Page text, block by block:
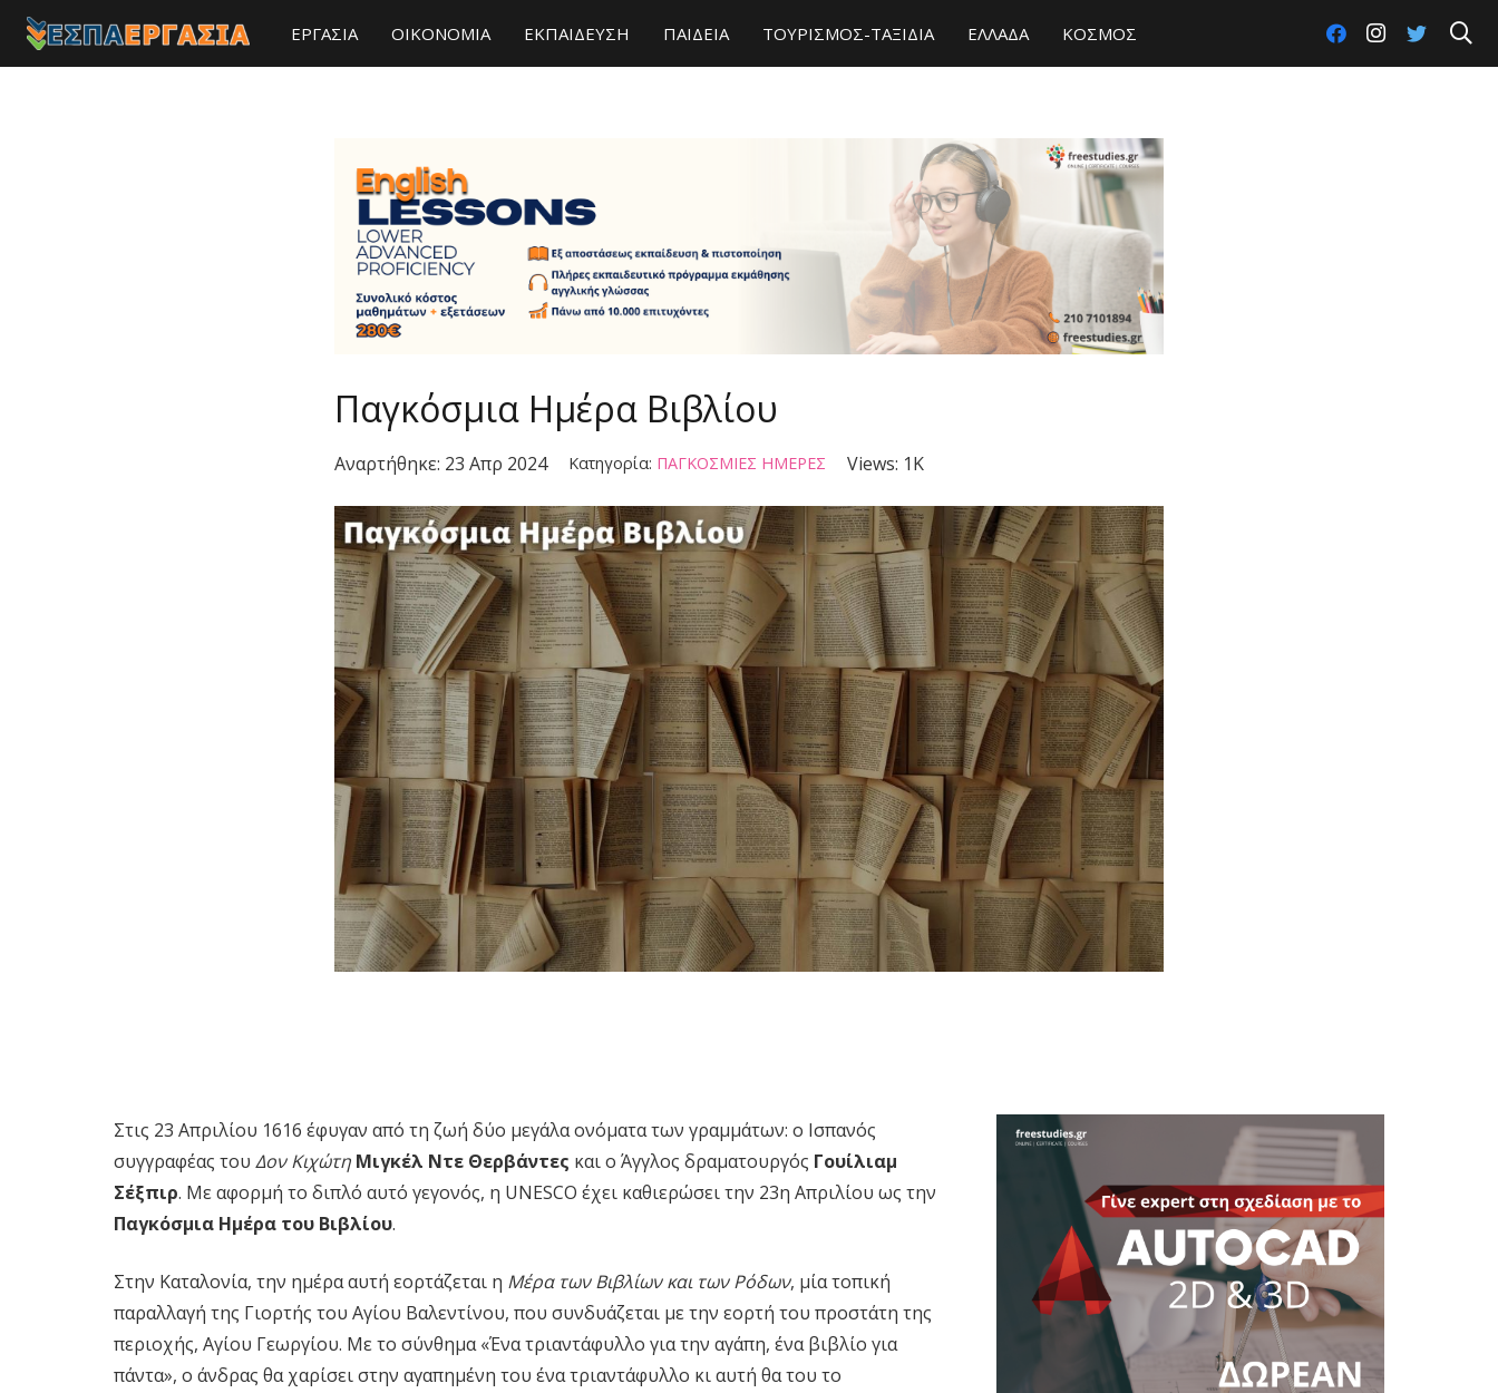
ΕΡΓΑΣΙΑ ΟΙΚΟΝΟΜΙΑ ΕΚΠΑΙΔΕΥΣΗ ΠΑΙΔΕΙΑ ΤΟΥΡΙΣΜΟΣ-ΤΑΞΙΔΙΑ ΕΛΛΑΔΑ ΚΟΣΜΟΣ
Παγκόσμια Ημέρα Βιβλίου
Αναρτήθηκε: 23 Απρ 2024 Κατηγορία: ΠΑΓΚΟΣΜΙΕΣ ΗΜΕΡΕΣ Views: 1K
Στις 23 Απριλίου 1616 έφυγαν από τη ζωή δύο μεγάλα ονόματα των γραμμάτων: ο Ισπανός
συγγραφέας του Δον Κιχώτη Μιγκέλ Ντε Θερβάντες και ο Άγγλος δραματουργός Γουίλιαμ
Σέξπιρ. Με αφορμή το διπλό αυτό γεγονός, η UNESCO έχει καθιερώσει την 23η Απριλίου ως την
Παγκόσμια Ημέρα του Βιβλίου.
Στην Καταλονία, την ημέρα αυτή εορτάζεται η Μέρα των Βιβλίων και των Ρόδων, μία τοπική
παραλλαγή της Γιορτής του Αγίου Βαλεντίνου, που συνδυάζεται με την εορτή του προστάτη της
περιοχής, Αγίου Γεωργίου. Με το σύνθημα «Ένα τριαντάφυλλο για την αγάπη, ένα βιβλίο για
πάντα», ο άνδρας θα χαρίσει στην αγαπημένη του ένα τριαντάφυλλο κι αυτή θα του το